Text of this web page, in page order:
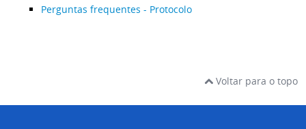
Perguntas frequentes - Protocolo
Voltar para o topo